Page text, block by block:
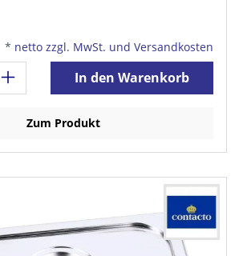
* netto zzgl. MwSt. und Versandkosten
In den Warenkorb
Zum Produkt